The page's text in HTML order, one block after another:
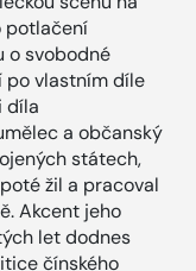
potlačení
o svobodné
po vlastním díle
díla
a občanský
státech,
žil a pracoval
Akcent jeho
let dodnes
čínského